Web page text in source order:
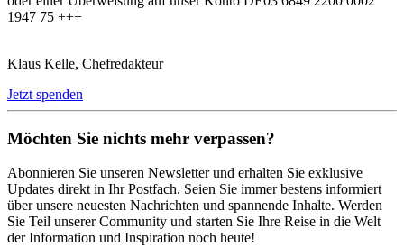
1947 75 +++
Klaus Kelle, Chefredakteur
Jetzt spenden
Möchten Sie nichts mehr verpassen?
Abonnieren Sie unseren Newsletter und erhalten Sie exklusive
Updates direkt in Ihr Postfach. Seien Sie immer bestens informiert
über unsere neuesten Nachrichten und spannende Inhalte. Werden
Sie Teil unserer Community und starten Sie Ihre Reise in die Welt
der Information und Inspiration noch heute!